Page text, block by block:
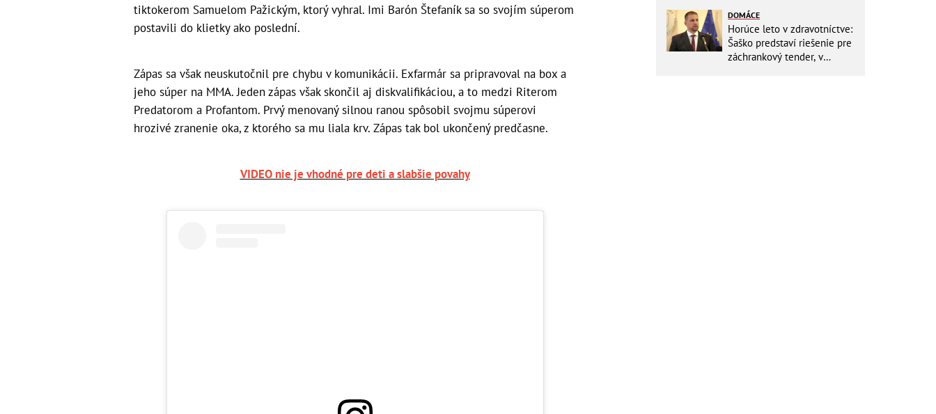
tiktokerom Samuelom Pažickým, ktorý vyhral. Imi Barón Štefaník sa so svojím súperom
postavili do klietky ako poslední.
Zápas sa však neuskutočnil pre chybu v komunikácii. Exfarmár sa pripravoval na box a
jeho súper na MMA. Jeden zápas však skončil aj diskvalifikáciou, a to medzi Riterom
Predatorom a Profantom. Prvý menovaný silnou ranou spôsobil svojmu súperovi
hrozivé zranenie oka, z ktorého sa mu liala krv. Zápas tak bol ukončený predčasne.
VIDEO nie je vhodné pre deti a slabšie povahy
odviezli do nemocnice
DOMÁCE
Horúce leto v zdravotníctve:
Šaško predstaví riešenie pre
záchrankový tender, v